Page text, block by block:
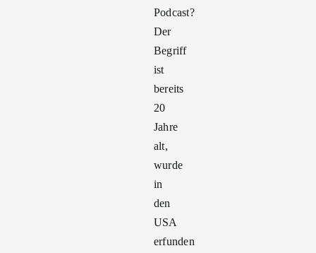
Podcast?
Der
Begriff
ist
bereits
20
Jahre
alt,
wurde
in
den
USA
erfunden